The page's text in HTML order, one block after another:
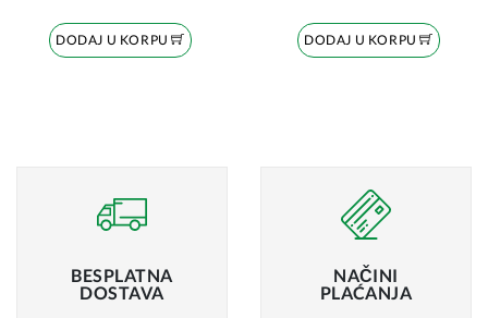
DODAJ U KORPU DODAJ U KORPU
BESPLATNA
DOSTAVA
NAČINI
PLAĆANJA